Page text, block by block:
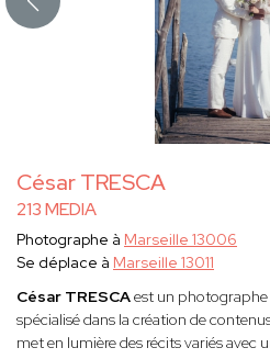
César TRESCA
213 MEDIA
Photographe à Marseille 13006
Se déplace à Marseille 13011
César TRESCAest un photographe
spécialisé dans la création de
met en lumière des récits variés avec